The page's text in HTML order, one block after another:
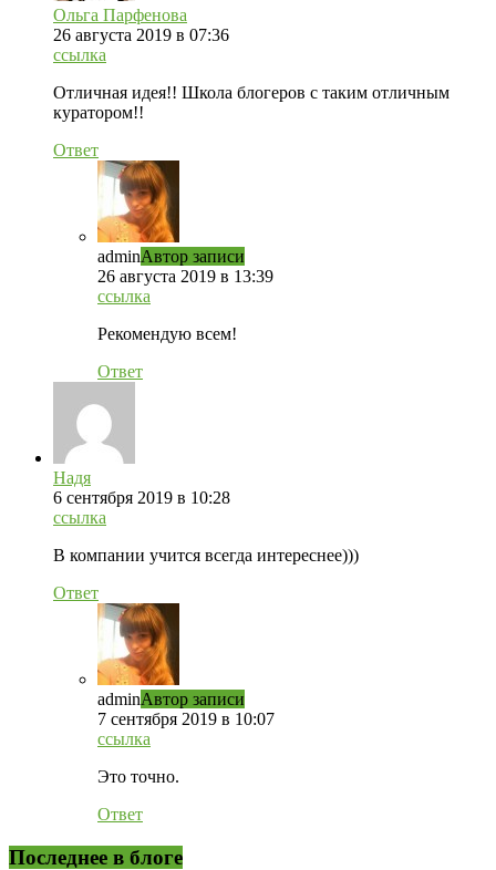
Ольга Парфенова
26 августа 2019 в 07:36
ссылка
Отличная идея!! Школа блогеров с таким отличным
куратором!!
Ответ
adminАвтор записи
26 августа 2019 в 13:39
ссылка
Рекомендую всем!
Ответ
Надя
6 сентября 2019 в 10:28
ссылка
В компании учится всегда интереснее)))
Ответ
adminАвтор записи
7 сентября 2019 в 10:07
ссылка
Это точно.
Ответ
Последнее в блоге